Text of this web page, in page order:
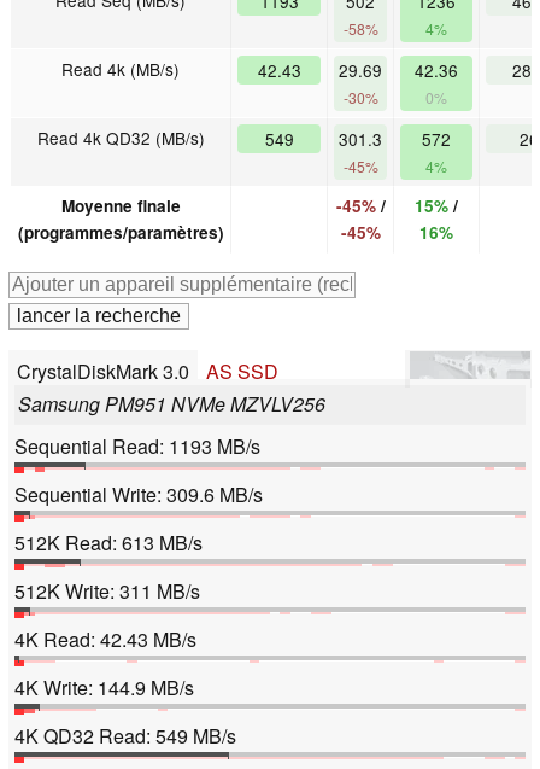
-58% 4%
Read 4k (MB/s) 42.43 29.69
-30%
42.36
0%
Read 4k QD32 (MB/s) 549 301.3
-45%
572
4%
Moyenne finale
(programmes/paramètres)
-45%/
-45%
15% /
16%
CrystalDiskMark 3.0
AS SSD
Samsung PM951 NVMe MZVLV256
Sequential Read: 1193 MB/s
Sequential Write: 309.6 MB/s
512K Read: 613 MB/s
512K Write: 311 MB/s
4K Read: 42.43 MB/s
4K Write: 144.9 MB/s
4K QD32 Read: 549 MB/s